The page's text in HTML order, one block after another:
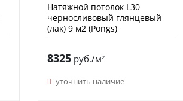
Натяжной потолок L30
черносливовый глянцевый
(лак) 9 м2 (Pongs)
8325 руб./м²
уточнить наличие